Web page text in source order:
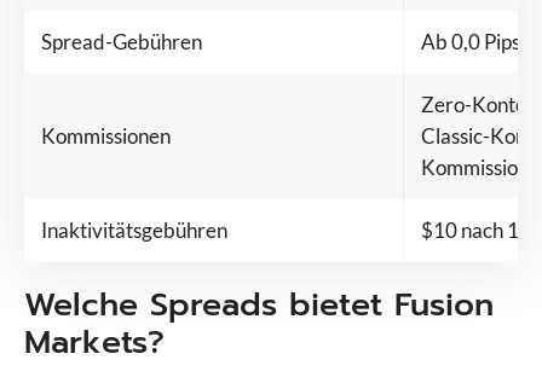
Spread-Gebühren Ab 0,0 Pips
Kommissionen
Zero-Konto:
Classic-
Kommission
Inaktivitätsgebühren $10 nach 12
Welche Spreads bietet Fusion
Markets?